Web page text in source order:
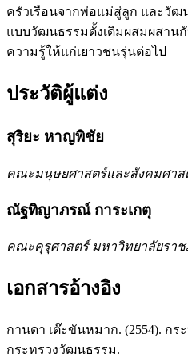
ครัวเรือนจากพ่อแม่สู่ลูก และวั
แบบวัฒนธรรมดั้งเดิมผสมผสาน
ความรู้ให้แก่เยาวชนรุ่นต่อไป
ประวัติผู้แต่ง
สุริยะ หาญพิชัย
คณะมนุษยศาสตร์และสังคมศาส
ณัฐทิญาภรณ์ การะเกตุ
คณะคุรุศาสตร์ มหาวิทยาลัยรา
เอกสารอ้างอิง
กานดา เต๊ะขันหมาก. (2554).
กระทรวงวัฒนธรรม.